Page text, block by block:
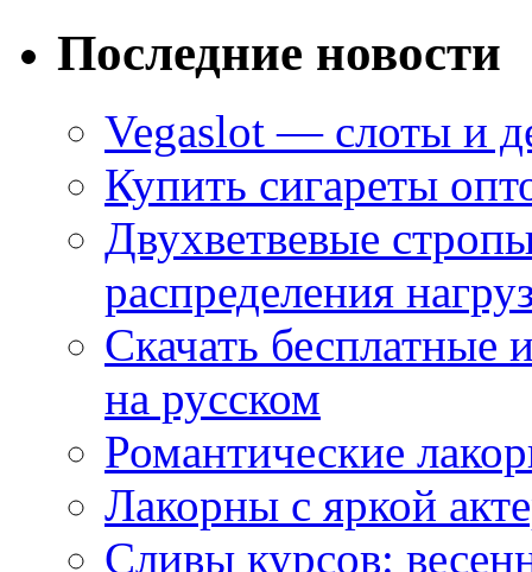
Последние новости
Vegaslot — слоты и
Купить сигареты
Двухветвевые
распределения
Скачать
на русском
Романтические
Лакорны с яркой
Сливы курсов: